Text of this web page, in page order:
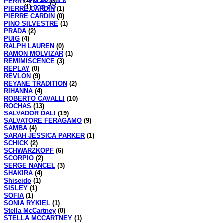
לה סרה(1)
PIERRE CARDIN(1)
PIERRE CARDIN (0)
PINO SILVESTRE (1)
PRADA (2)
PUIG (4)
RALPH LAUREN (0)
RAMON MOLVIZAR (1)
REMIMISCENCE (3)
REPLAY (0)
REVLON (9)
REYANE TRADITION (2)
RIHANNA (4)
ROBERTO CAVALLI (10)
ROCHAS (13)
SALVADOR DALI (19)
SALVATORE FERAGAMO (9)
SAMBA (4)
SARAH JESSICA PARKER (1)
SCHICK (2)
SCHWARZKOPF (6)
SCORPIO (2)
SERGE NANCEL (3)
SHAKIRA (4)
Shiseido (1)
SISLEY (1)
SOFIA (1)
SONIA RYKIEL (1)
Stella McCartney (0)
STELLA MCCARTNEY (1)